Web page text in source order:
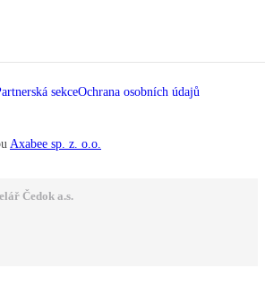
sekceOchrana osobních údajů
Axabee sp. z. o.o.
Čedok a.s.